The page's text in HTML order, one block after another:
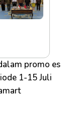
promo es
1-15 Juli